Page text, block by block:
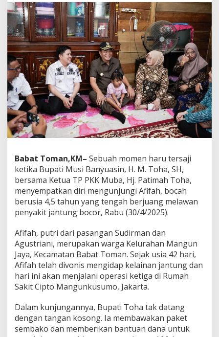
b
a
K
u
n
j
u
n
g
i
B
o
c
a
h
P
n
g
i
d
a
p
a
t
u
n
B
o
c
r
Babat Toman,KM– Sebuah momen haru tersaji
ketika Bupati Musi Banyuasin, H. M. Toha, SH,
bersama Ketua TP PKK Muba, Hj. Patimah Toha,
menyempatkan diri mengunjungi Afifah, bocah
berusia 4,5 tahun yang tengah berjuang melawan
penyakit jantung bocor, Rabu (30/4/2025).
Afifah, putri dari pasangan Sudirman dan
Agustriani, merupakan warga Kelurahan Mangun
Jaya, Kecamatan Babat Toman. Sejak usia 42 hari,
Afifah telah divonis mengidap kelainan jantung dan
hari ini akan menjalani operasi ketiga di Rumah
Sakit Cipto Mangunkusumo, Jakarta.
Dalam kunjungannya, Bupati Toha tak datang
dengan tangan kosong. Ia membawakan paket
sembako dan memberikan bantuan dana untuk